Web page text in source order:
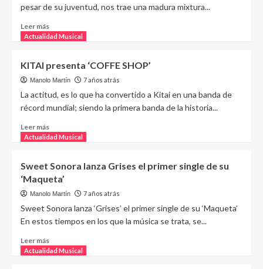
pesar de su juventud, nos trae una madura mixtura...
Leer más
Actualidad Musical
KITAI presenta ‘COFFE SHOP’
Manolo Martín 7 años atrás
La actitud, es lo que ha convertido a Kitai en una banda de
récord mundial; siendo la primera banda de la historia...
Leer más
Actualidad Musical
Sweet Sonora lanza Grises el primer single de su
‘Maqueta’
Manolo Martín 7 años atrás
Sweet Sonora lanza ‘Grises’ el primer single de su ‘Maqueta’
En estos tiempos en los que la música se trata, se...
Leer más
Actualidad Musical